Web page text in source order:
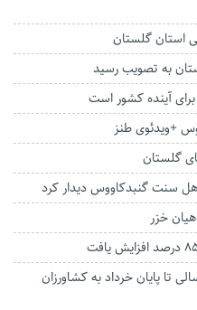
به ‌تصویب رسید
آینده کشور است
+ویدئوی طنز
سنت گنبدکاووس دیدار کرد
خزر
پایان خرداد به کشاورزان